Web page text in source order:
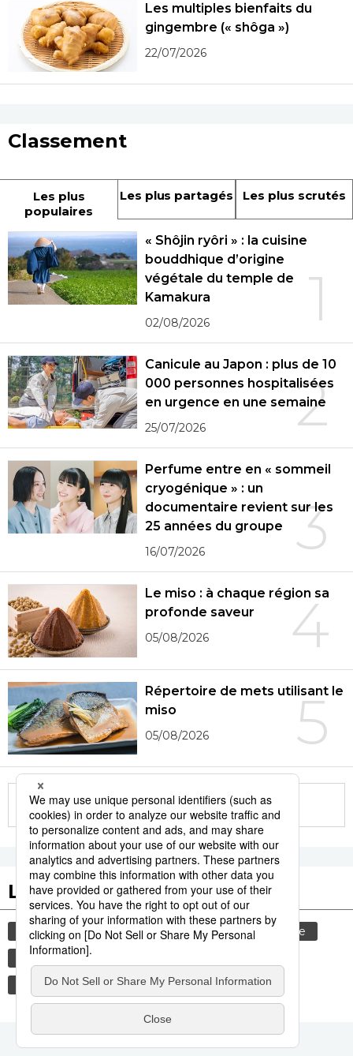
Les multiples bienfaits du
gingembre (« shôga »)
22/07/2026
Classement
Les plus
populaires
Les plus partagés Les plus scrutés
1
« Shôjin ryôri » : la cuisine
bouddhique d’origine
végétale du temple de
Kamakura
02/08/2026
2
Canicule au Japon : plus de 10
000 personnes hospitalisées
en urgence en une semaine
25/07/2026
3
Perfume entre en « sommeil
cryogénique » : un
documentaire revient sur les
25 années du groupe
16/07/2026
4
Le miso : à chaque région sa
profonde saveur
05/08/2026
5
Répertoire de mets utilisant le
miso
05/08/2026
More in this series
Les tags populaires
histoire gastronomie culture
femme
sexe
edo
tradition
animal